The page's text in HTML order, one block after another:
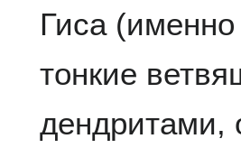
Гиса
тонкие
дендритами,